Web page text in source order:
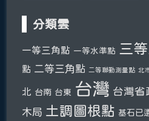
分類雲
一等三角點 一等水準點 三
點 二等三角點 二等聯勤測量點 北
北 台南 台東 台灣 台灣省
木局 土調圖根點 基石已